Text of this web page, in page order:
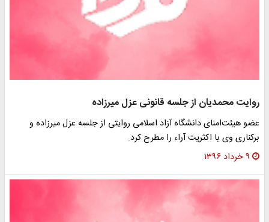
روایت محمدیان از جلسه قانونی عزل میرزاده
عضو هیئت‌امنای دانشگاه آزاد اسلامی روایتی از جلسه عزل میرزاده و
برکناری وی با اکثریت آراء را مطرح کرد.
۹ خرداد ۱۳۹۶